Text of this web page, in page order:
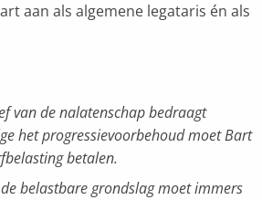
aan als algemene legataris én als
van de nalatenschap bedraagt
het progressievoorbehoud moet Bart
betalen.
belastbare grondslag moet immers